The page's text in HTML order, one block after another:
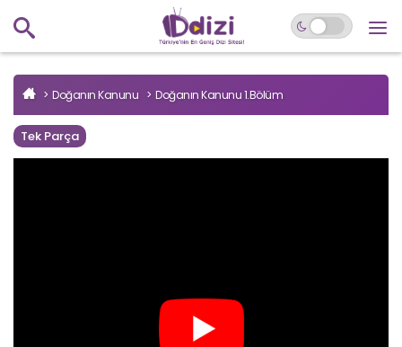
Doğanın Kanunu Doğanın Kanunu 1.Bölüm
Tek Parça